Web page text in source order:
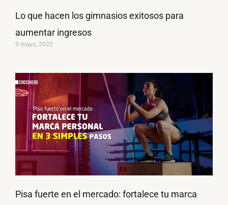
Lo que hacen los gimnasios exitosos para
aumentar ingresos
9 mayo, 2022
Pisa fuerte en el mercado: fortalece tu marca